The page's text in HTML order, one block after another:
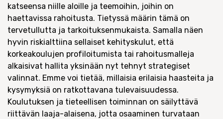
katseensa niille aloille ja teemoihin, joihin on
haettavissa rahoitusta. Tietyssä määrin tämä on
tervetullutta ja tarkoituksenmukaista. Samalla näen
hyvin riskialttiina sellaiset kehityskulut, että
korkeakoulujen profiloitumista tai rahoitusmalleja
alkaisivat hallita yksinään nyt tehnyt strategiset
valinnat. Emme voi tietää, millaisia erilaisia haasteita ja
kysymyksiä on ratkottavana tulevaisuudessa.
Koulutuksen ja tieteellisen toiminnan on säilyttävä
riittävän laaja-alaisena, jotta osaaminen turvataan